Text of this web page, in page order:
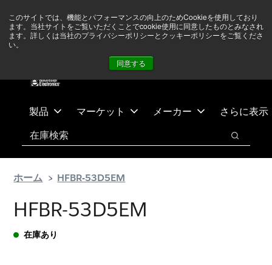
このサイトでは、機能とパフォーマンスの向上のためCookieを使用しており
ます。当社サイトをご覧いただくことでcookie使用に同意したものとみなされ
ます。詳しくは当社のプライバシーポリシーとクッキーポリシーをご覧くださ
い。
同意する
テ
ス
ありません 詳しい情報はこちら➜
製品 マーケット メーカー さらに表示
検索
検索
ホーム HFBR-53D5EM
HFBR-53D5EM
在庫あり